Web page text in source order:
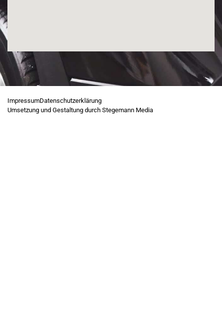
ImpressumDatenschutzerklärung
Umsetzung und Gestaltung durch Stegemann Media